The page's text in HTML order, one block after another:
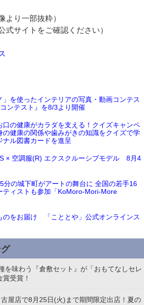
より一部抜粋）
式サイトをご確認ください）
」を使ったインテリアの写真・動画コンテス
ンテスト』を8/3より開催
口の健康がカラダを支える！クイズキャンペ
健康の関係や歯みがきの知識をクイズで学
ル図書カードを進呈
× 空調服(R) エクスクルーシブモデル 8月4
分の城下町がアートの舞台に 全国の若手16
ティストも参加「KoMoro-Mori-More
のをお届け 「こととや」公式オンラインス
を味わう『倉敷セット』が「おもてなしセレ
受賞！
屋店で8月25日(火)まで期間限定出店！夏の